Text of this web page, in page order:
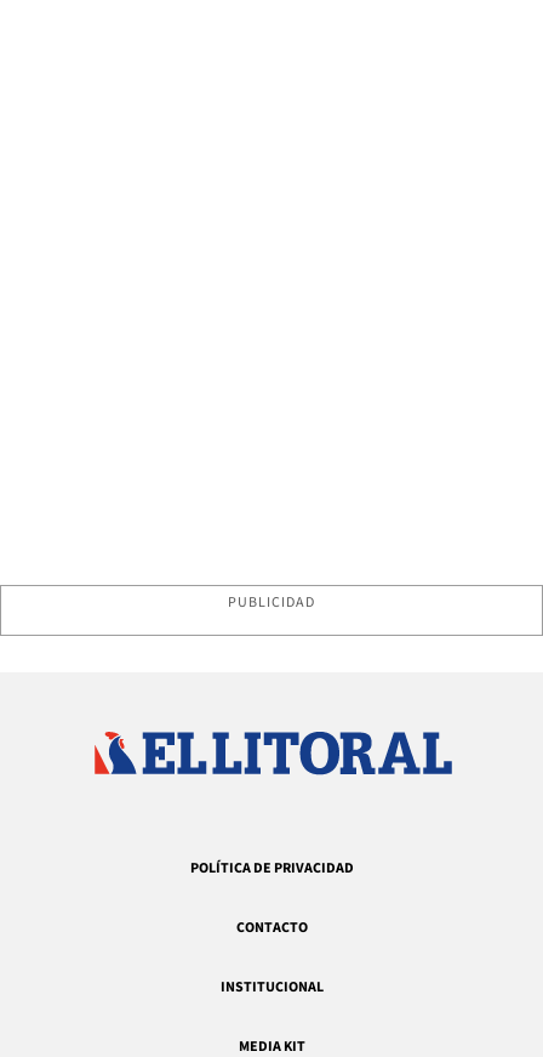
PUBLICIDAD
POLÍTICA DE PRIVACIDAD
CONTACTO
INSTITUCIONAL
MEDIA KIT